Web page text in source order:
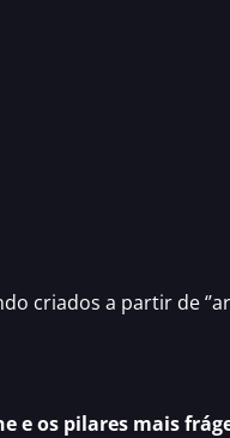
criados a partir de
e os pilares mais